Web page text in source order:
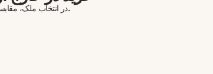
در انتخاب ملک، مقایسه مناطق و راهنمایی در تمام مراحل همراهتان خواهیم بود.